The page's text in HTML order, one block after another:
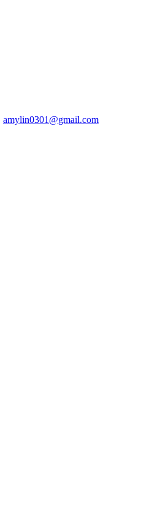
amylin0301@gmail.com